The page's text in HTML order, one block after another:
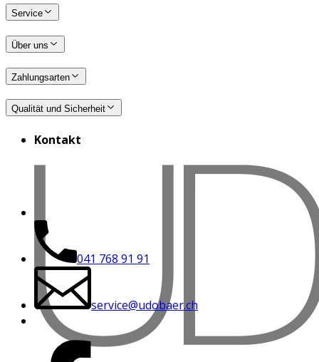
Service
Über uns
Zahlungsarten
Qualität und Sicherheit
Kontakt
041 768 91 91
service@udobaer.ch